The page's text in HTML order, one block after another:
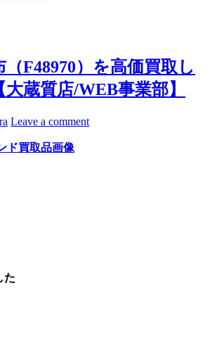
F48970）を高価買取し
蔵質店/WEB事業部】
Leave a comment
た